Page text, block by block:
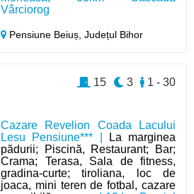
Vârciorog
Pensiune Beiuș,Județul Bihor
Cazare Revelion Coada Lacului
Lesu Pensiune*** |
La marginea
pădurii; Piscină, Restaurant; Bar;
Crama; Terasa, Sala de fitness,
gradina-curte; tiroliana, loc de
joaca, mini teren de fotbal, cazare
1 - 30
3
15